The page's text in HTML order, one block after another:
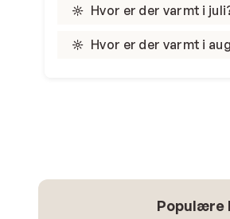
Hvor er der varmt i
Hvor er der varmt i
Populære